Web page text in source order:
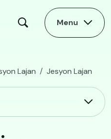
Menu
Lajan Jesyon Lajan